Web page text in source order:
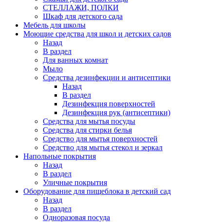
СТЕЛЛАЖИ, ПОЛКИ
Шкаф для детского сада
Мебель для школы
Моющие средства для школ и детских садов
Назад
В раздел
Для ванных комнат
Мыло
Средства дезинфекции и антисептики
Назад
В раздел
Дезинфекция поверхностей
Дезинфекция рук (антисептики)
Средства для мытья посуды
Средства для стирки белья
Средство для мытья поверхностей
Средство для мытья стекол и зеркал
Напольные покрытия
Назад
В раздел
Уличные покрытия
Оборудование для пищеблока в детский сад
Назад
В раздел
Одноразовая посуда